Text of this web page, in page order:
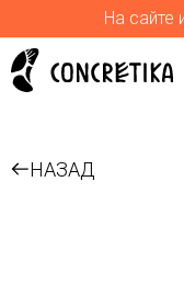
На сайте
НАЗАД